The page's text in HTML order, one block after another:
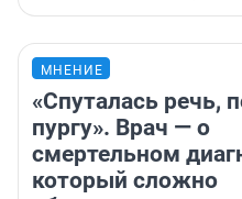
МНЕНИЕ
«Спуталась речь,
пургу». Врач — о
смертельном
который сложно